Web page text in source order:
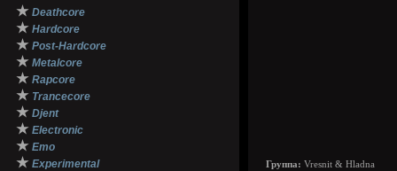
★ Deathcore
★ Hardcore
★ Post-Hardcore
★ Metalcore
★ Rapcore
★ Trancecore
★ Djent
★ Electronic
★ Emo
★ Experimental Группа: Vresnit & Hladna